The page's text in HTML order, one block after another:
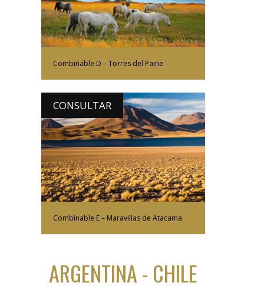
Combinable D – Torres del Paine
CONSULTAR
Más Información
Combinable E – Maravillas de Atacama
ARGENTINA - CHILE